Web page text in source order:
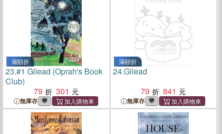
滿額折
23.#1 Gilead (Oprah's Book
Club)
79
301
無庫存
滿額折
24.Gilead
79
841
無庫存